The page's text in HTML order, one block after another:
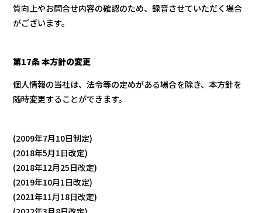
質向上やお問合せ内容の確認のため、録音させていただく場合
がございます。
第17条 本方針の変更
個人情報の当社は、法令等の定めがある場合を除き、本方針を
随時変更することができます。
(2009年7月10日制定)
(2018年5月1日改定)
(2018年12月25日改定)
(2019年10月1日改定)
(2021年11月18日改定)